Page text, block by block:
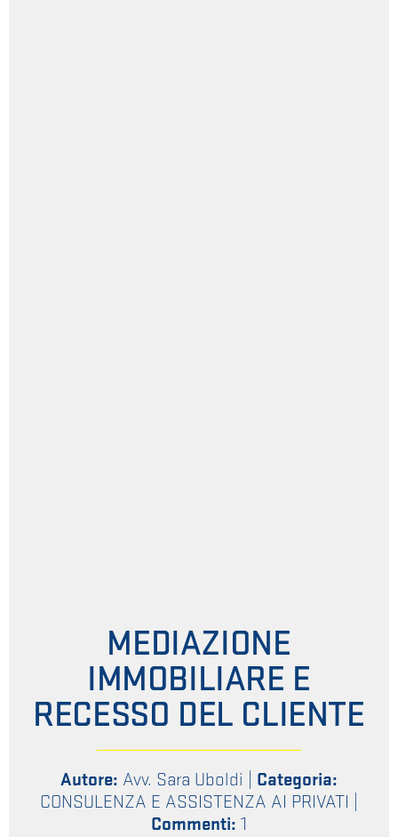
MEDIAZIONE
IMMOBILIARE E
RECESSO DEL CLIENTE
Autore: Avv. Sara Uboldi
Categoria:
CONSULENZA E ASSISTENZA AI PRIVATI
Commenti: 1